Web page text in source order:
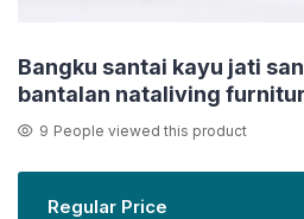
Bangku santai kayu jati
bantalan nataliving
9 People viewed this product
Regular Price